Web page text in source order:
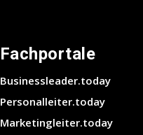
Fachportale
Businessleader.today
Personalleiter.today
Marketingleiter.today